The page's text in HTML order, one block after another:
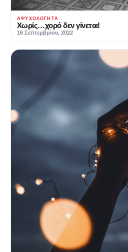
ΑΨΥΧΟΛΌΓΗΤΑ
Χωρίς…χορό δεν γίνεται!
16 Σεπτεμβρίου, 2022